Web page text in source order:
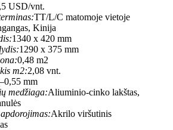
USD/vnt.
TT/L/C matomoje vietoje
Kinija
1340 x 420 mm
1290 x 375 mm
0,48 m2
m2:2,08 vnt.
mm
medžiaga:Aliuminio-cinko lakštas,
Akrilo viršutinis